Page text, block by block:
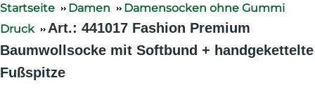
Startseite Damen
Damensocken ohne Gummi
Druck
Art.: 441017 Fashion Premium
Baumwollsocke mit Softbund + handgekettelte
Fußspitze